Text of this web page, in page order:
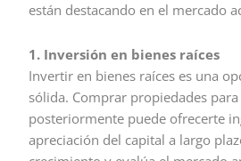
están destacando en el mercado
1. Inversión en bienes raíces
Invertir en bienes raíces es una
sólida. Comprar propiedades
posteriormente puede ofrecerte
apreciación del capital a largo